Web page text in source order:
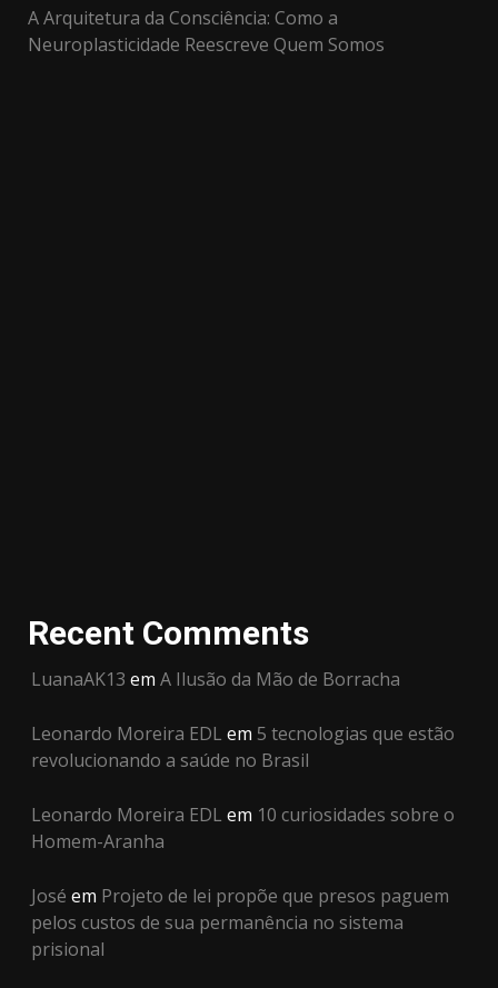
A Arquitetura da Consciência: Como a
Neuroplasticidade Reescreve Quem Somos
Recent Comments
LuanaAK13 em A Ilusão da Mão de Borracha
Leonardo Moreira EDL em 5 tecnologias que estão
revolucionando a saúde no Brasil
Leonardo Moreira EDL em 10 curiosidades sobre o
Homem-Aranha
José em Projeto de lei propõe que presos paguem
pelos custos de sua permanência no sistema
prisional